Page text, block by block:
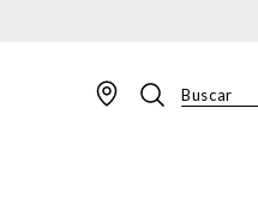
Buscar